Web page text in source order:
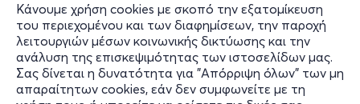
Κάνουμε χρήση cookies με σκοπό την εξατομίκευση
του περιεχομένου και των διαφημίσεων, την παροχή
λειτουργιών μέσων κοινωνικής δικτύωσης και την
ανάλυση της επισκεψιμότητας των ιστοσελίδων μας.
Σας δίνεται η δυνατότητα για "Απόρριψη όλων" των μη
απαραίτητων cookies, εάν δεν συμφωνείτε με τη
Πληροφορίες